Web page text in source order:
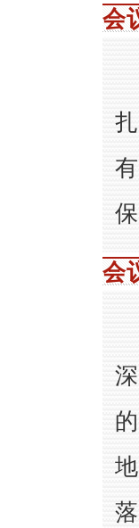
会
会